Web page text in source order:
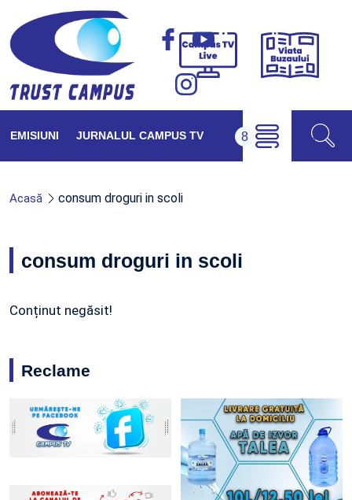
Campus
Viața
EMISIUNI JURNALUL CAMPUS TV
Acasă consum droguri in scoli
consum droguri in scoli
Conținut negăsit!
Reclame